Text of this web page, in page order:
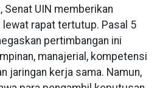
Senat UIN memberikan
rapat tertutup. Pasal 5
pertimbangan ini
manajerial, kompetensi
jaringan kerja sama. Namun,